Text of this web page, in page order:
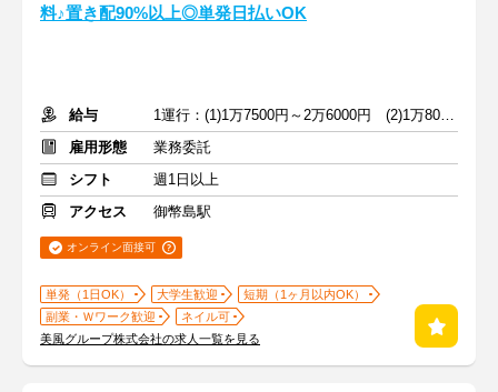
料♪置き配90%以上◎単発日払いOK
給与
1運行：(1)1万7500円～2万6000円 (2)1万8000円～2万6000円
雇用形態
業務委託
シフト
週1日以上
アクセス
御幣島駅
オンライン面接可
単発（1日OK） 大学生歓迎
短期（1ヶ月以内OK）
副業・Ｗワーク歓迎
ネイル可
美風グループ株式会社の求人一覧を見る